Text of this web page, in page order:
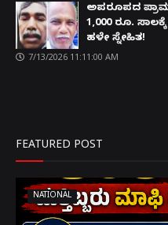
ಅಪರೂಪದ
1,000 ರೂ.
ಹಳೇ ಸ್ನೇಹಿತ!
7/13/2026 11:11:00 AM
FEATURED POST
NATIONAL